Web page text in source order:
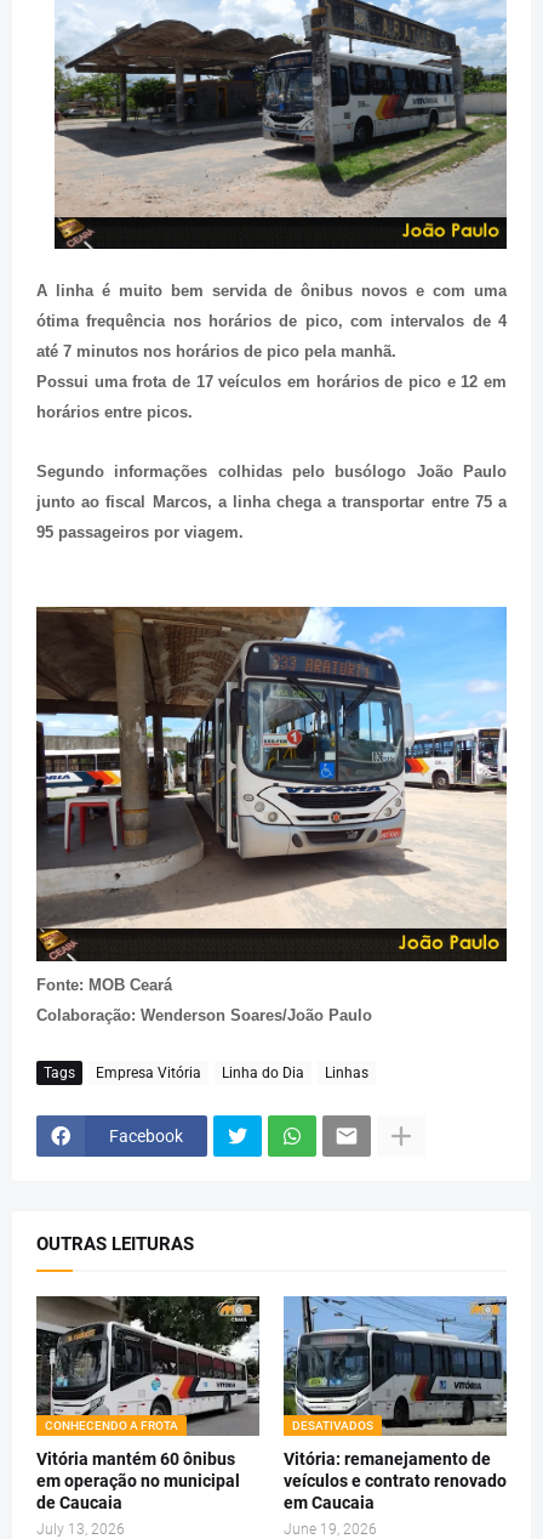
A linha é muito bem servida de ônibus novos e com uma
ótima frequência nos horários de pico, com intervalos de 4
até 7 minutos nos horários de pico pela manhã.
Possui uma frota de 17 veículos em horários de pico e 12 em
horários entre picos.
Segundo informações colhidas pelo busólogo João Paulo
junto ao fiscal Marcos, a linha chega a transportar entre 75 a
95 passageiros por viagem.
Fonte: MOB Ceará
Colaboração: Wenderson Soares/João Paulo
Tags Empresa Vitória Linha do Dia Linhas
Facebook
OUTRAS LEITURAS
CONHECENDO A FROTA
Vitória mantém 60 ônibus
em operação no municipal
de Caucaia
July 13, 2026
DESATIVADOS
Vitória: remanejamento de
veículos e contrato renovado
em Caucaia
June 19, 2026